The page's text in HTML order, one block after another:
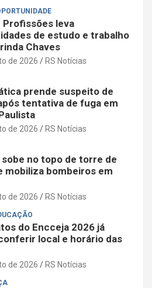
Profissões leva
de estudo e trabalho
Chaves
de 2026 RS Notícias
prende suspeito de
tentativa de fuga em
de 2026 RS Notícias
sobe no topo de torre de
mobiliza bombeiros em
de 2026 RS Notícias
do Encceja 2026 já
local e horário das
de 2026 RS Notícias